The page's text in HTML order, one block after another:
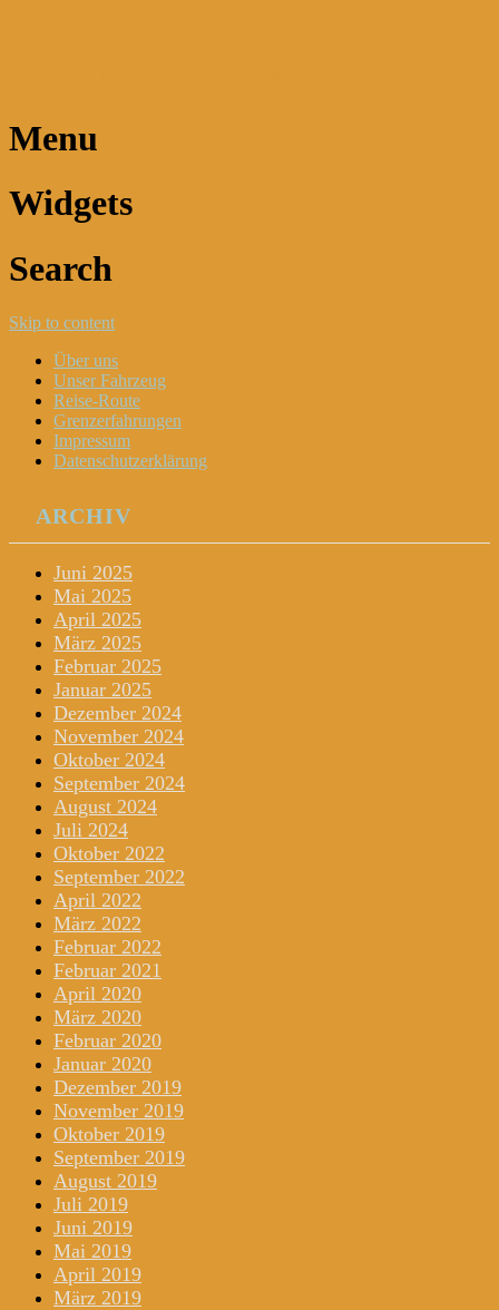
Menu
Widgets
Search
Skip to content
Über uns
Unser Fahrzeug
Reise-Route
Grenzerfahrungen
Impressum
Datenschutzerklärung
ARCHIV
Juni 2025
Mai 2025
April 2025
März 2025
Februar 2025
Januar 2025
Dezember 2024
November 2024
Oktober 2024
September 2024
August 2024
Juli 2024
Oktober 2022
September 2022
April 2022
März 2022
Februar 2022
Februar 2021
April 2020
März 2020
Februar 2020
Januar 2020
Dezember 2019
November 2019
Oktober 2019
September 2019
August 2019
Juli 2019
Juni 2019
Mai 2019
April 2019
März 2019